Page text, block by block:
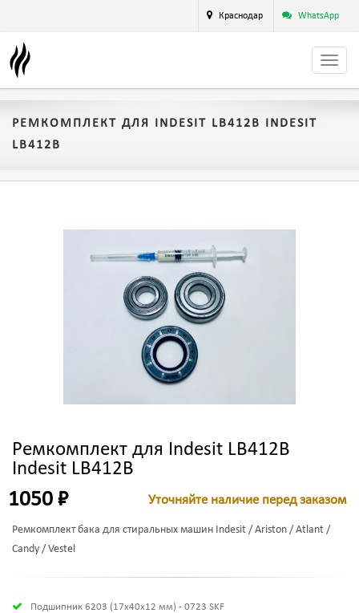
Краснодар WhatsApp
РЕМКОМПЛЕКТ ДЛЯ INDESIT LB412B INDESIT
LB412B
Ремкомплект для Indesit LB412B
Indesit LB412B
1050 ₽ Уточняйте наличие перед заказом
Ремкомплект бака для стиральных машин Indesit / Ariston / Atlant /
Candy / Vestel
Подшипник 6203 (17х40х12 мм) - 0723 SKF